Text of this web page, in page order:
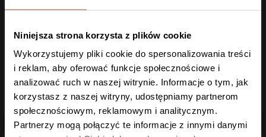
Niniejsza strona korzysta z plików cookie
Wykorzystujemy pliki cookie do spersonalizowania treści
i reklam, aby oferować funkcje społecznościowe i
analizować ruch w naszej witrynie. Informacje o tym, jak
korzystasz z naszej witryny, udostępniamy partnerom
społecznościowym, reklamowym i analitycznym.
Partnerzy mogą połączyć te informacje z innymi danymi